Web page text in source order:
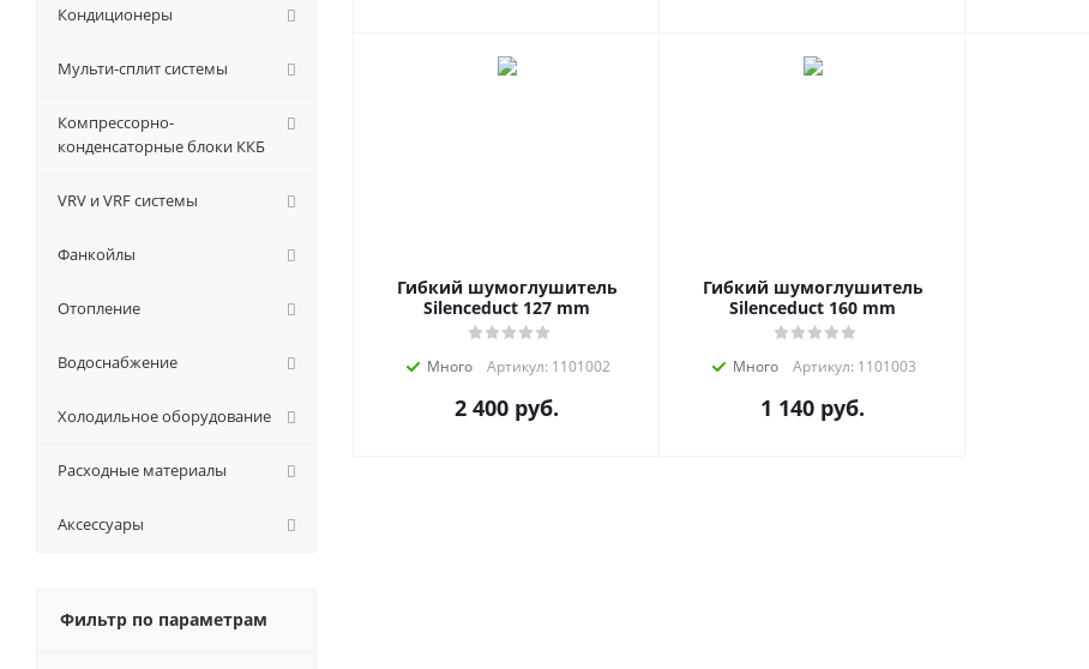
Гибкий шумоглушитель
Silenceduct 127 mm
Много Артикул: 1101002
2 400 руб.
Гибкий шумоглушитель
Silenceduct 160 mm
Много Артикул: 1101003
1 140 руб.
Кондиционеры
Мульти-сплит системы
Компрессорно-
конденсаторные блоки ККБ
VRV и VRF системы
Фанкойлы
Отопление
Водоснабжение
Холодильное оборудование
Расходные материалы
Аксессуары
Фильтр по параметрам